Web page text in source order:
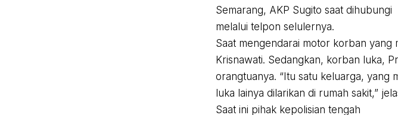
Semarang, AKP Sugito saat dihubungi
melalui telpon selulernya.
Saat mengendarai motor korban yang
Krisnawati. Sedangkan, korban luka,
orangtuanya. “Itu satu keluarga, yang
luka lainya dilarikan di rumah sakit,”
Saat ini pihak kepolisian tengah